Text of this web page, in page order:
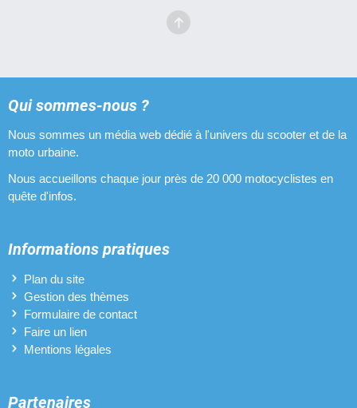
Guidons pour Yamaha Bw's Original
Optiques halogènes pour Yamaha Bw's Original
Pipes d'admission pour Yamaha Bw's Original
Pots d'échappement pour Yamaha Bw's Original
Vilebrequins pour Yamaha Bw's Original
Qui sommes-nous ?
Nous sommes un média web dédié à l'univers du scooter et de la
moto urbaine.
Nous accueillons chaque jour près de 20 000 motocyclistes en
quête d'infos.
Informations pratiques
Plan du site
Gestion des thèmes
Formulaire de contact
Faire un lien
Mentions légales
Partenaires